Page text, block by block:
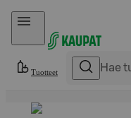
Hyppää sisältöön
Tuotteet